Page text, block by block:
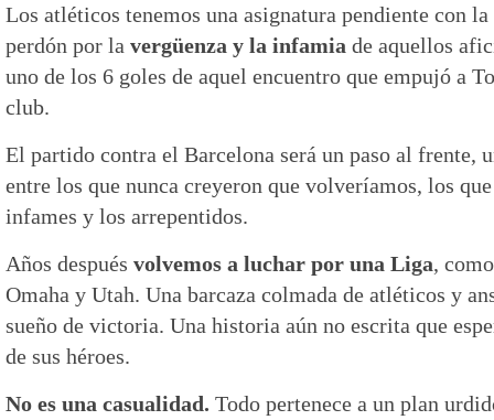
Los atléticos tenemos una asignatura pendiente con
perdón por la vergüenza y la infamia de aquellos
uno de los 6 goles de aquel encuentro que empujó a
club.
El partido contra el Barcelona será un paso al frente,
entre los que nunca creyeron que volveríamos, los
infames y los arrepentidos.
Años después volvemos a luchar por una Liga,
Omaha y Utah. Una barcaza colmada de atléticos y
sueño de victoria. Una historia aún no escrita que
de sus héroes.
No es una casualidad. Todo pertenece a un plan